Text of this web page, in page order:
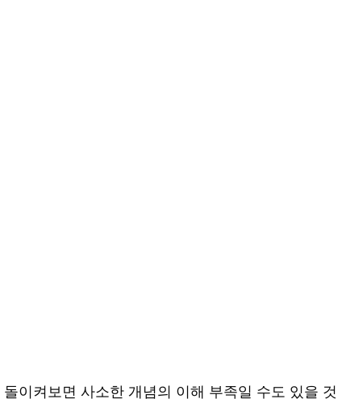
이켜보면 사소한 개념의 이해 부족일 수도 있을 것